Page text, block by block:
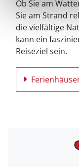
Ob Sie am
Sie am Strand
die vielfältige
kann ein
Reiseziel sein.